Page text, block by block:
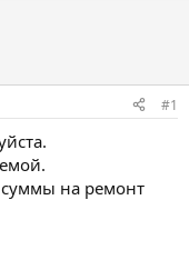
#1
на ремонт